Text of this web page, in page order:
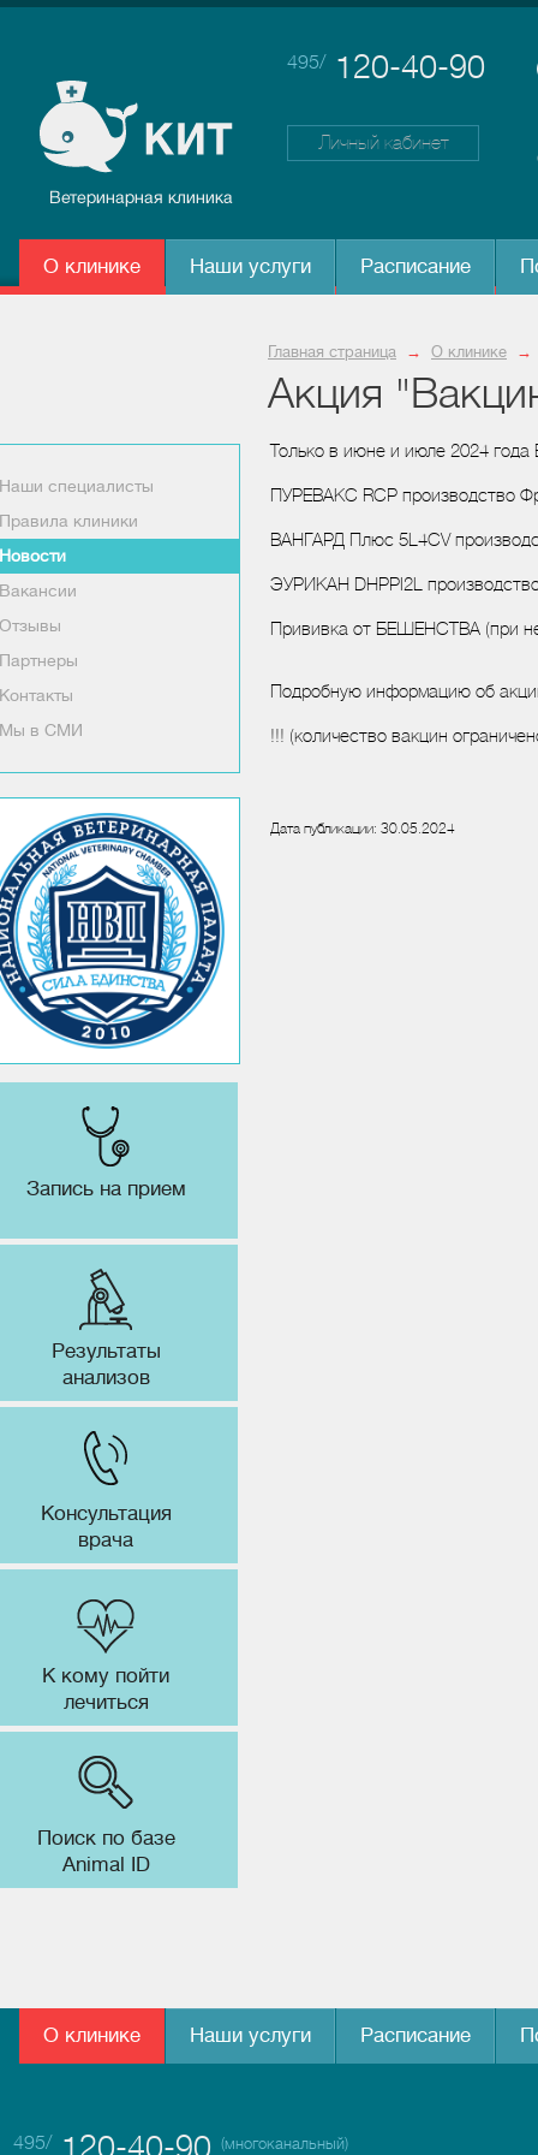
495/120-40-90
Личный кабинет
О клинике Наши услуги Расписание
Главная страница → О клинике →
Акция
Наши специалисты
Правила клиники
Новости
Вакансии
Отзывы
Партнеры
Контакты
Мы в СМИ
Запись на прием
Результаты
анализов
Консультация
врача
К кому пойти
лечиться
Поиск по базе
Animal ID
Только в июне и июле 2024
ПУРЕВАКС RCP производство
ВАНГАРД Плюс 5L4CV
ЭУРИКАН DHPPI2L
Прививка от БЕШЕНСТВА (при
Подробную информацию об
!!! (количество вакцин
Дата публикации: 30.05.2024
О клинике Наши услуги Расписание
495/120-40-90 (многоканальный)